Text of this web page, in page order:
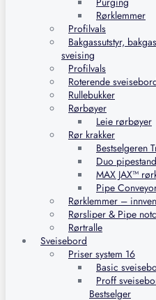
Rørklemmer
Profilvals
Bakgassutstyr,
sveising
Profilvals
Roterende
Rullebukker
Rørbøyer
Leie rørbøyer
Rør krakker
Bestselgeren
Duo pipestand
MAX JAX™
Pipe
Rørklemmer –
Rørsliper & Pipe
Rørtralle
Sveisebord
Priser system 16
Basic
Proff
Bestselger